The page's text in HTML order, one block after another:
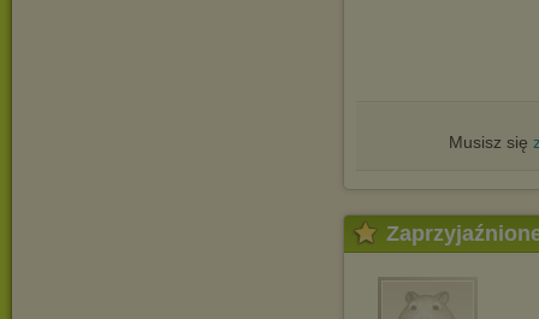
Musisz się